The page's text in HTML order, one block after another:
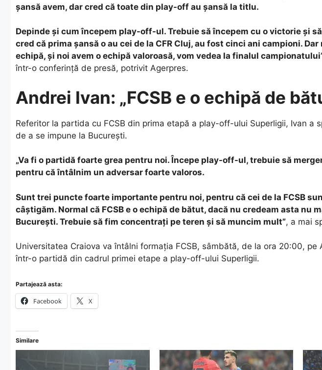
şansă avem, dar cred că toate din play-off au şansă la titlu.
Depinde şi cum începem play-off-ul. Trebuie să începem cu o victorie şi
cred că prima şansă o au cei de la CFR Cluj, au fost cinci ani campioni.
echipă, şi noi avem o echipă valoroasă, vom vedea la finalul
într-o conferinţă de presă, potrivit Agerpres.
Andrei Ivan: „FCSB e o echipă de
Referitor la partida cu FCSB din prima etapă a play-off-ului Superligii, Ivan a
de a se impune la Bucureşti.
„Va fi o partidă foarte grea pentru noi. Începe play-off-ul, trebuie să
pentru că întâlnim un adversar foarte valoros.
Sunt trei puncte foarte importante pentru noi, pentru că cei de la FCSB
câştigăm. Normal că FCSB e o echipă de bătut, dacă nu credeam asta nu
Bucureşti. Trebuie să fim concentraţi pe teren şi să muncim mult”, a mai
Universitatea Craiova va întâlni formaţia FCSB, sâmbătă, de la ora 20:00, pe
într-o partidă din cadrul primei etape a play-off-ului Superligii.
Partajează asta:
Facebook X
Similare